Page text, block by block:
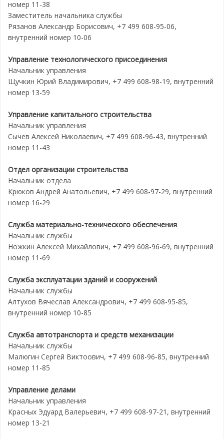
номер 11-38
Заместитель начальника службы
Рязанов Александр Борисович, +7 499 608-95-06,
внутренний номер 10-06
Управление технологического присоединения
Начальник управления
Щучкин Юрий Владимирович, +7 499 608-98-19, внутренний
номер 13-59
Управление капитального строительства
Начальник управления
Сычев Алексей Николаевич, +7 499 608-96-43, внутренний
номер 11-43
Отдел организации строительства
Начальник отдела
Крюков Андрей Анатольевич, +7 499 608-97-29, внутренний
номер 16-29
Служба материально-технического обеспечения
Начальник службы
Ножкин Алексей Михайлович, +7 499 608-96-69, внутренний
номер 11-69
Служба эксплуатации зданий и сооружений
Начальник службы
Алтухов Вячеслав Александрович, +7 499 608-95-85,
внутренний номер 10-85
Служба автотранспорта и средств механизации
Начальник службы
Малюгин Сергей Виктоович, +7 499 608-96-85, внутренний
номер 11-85
Управление делами
Начальник управления
Красных Эдуард Валерьевич, +7 499 608-97-21, внутренний
номер 13-21